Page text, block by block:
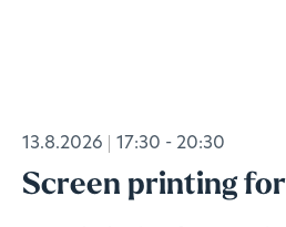
13.8.2026 17:30 - 20:30
Screen printing